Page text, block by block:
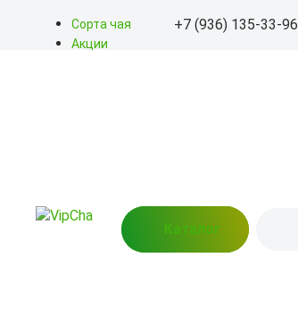
Сорта чая
Акции
+7 (936) 135-33-96
выдачи)
Каталог